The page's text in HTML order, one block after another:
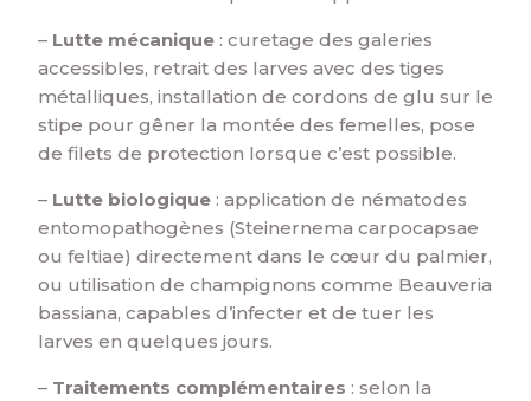
– Lutte mécanique : curetage des galeries
accessibles, retrait des larves avec des tiges
métalliques, installation de cordons de glu sur le
stipe pour gêner la montée des femelles, pose
de filets de protection lorsque c’est possible.
– Lutte biologique : application de nématodes
entomopathogènes (Steinernema carpocapsae
ou feltiae) directement dans le cœur du palmier,
ou utilisation de champignons comme Beauveria
bassiana, capables d’infecter et de tuer les
larves en quelques jours.
– Traitements complémentaires : selon la